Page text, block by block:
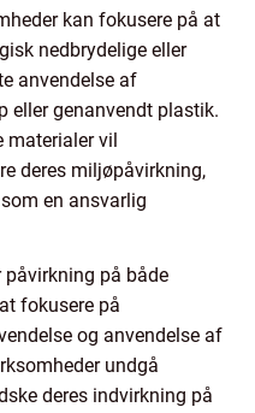
kan fokusere på at
nedbrydelige eller
anvendelse af
eller genanvendt plastik.
vil
deres miljøpåvirkning,
en ansvarlig
påvirkning på både
fokusere på
og anvendelse af
undgå
deres indvirkning på